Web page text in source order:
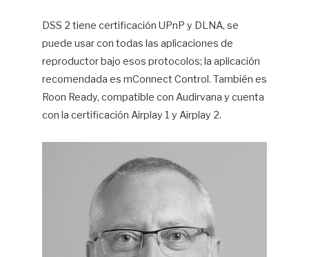
DSS 2 tiene certificación UPnP y DLNA, se
puede usar con todas las aplicaciones de
reproductor bajo esos protocolos; la aplicación
recomendada es mConnect Control. También es
Roon Ready, compatible con Audirvana y cuenta
con la certificación Airplay 1 y Airplay 2.